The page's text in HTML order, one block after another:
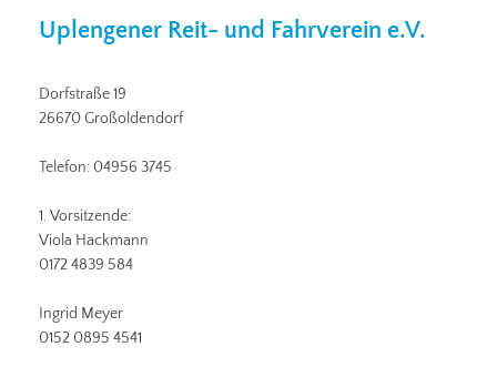
Uplengener Reit- und Fahrverein e.V.
Dorfstraße 19
26670 Großoldendorf
Telefon: 04956 3745
1. Vorsitzende:
Viola Hackmann
0172 4839 584
Ingrid Meyer
0152 0895 4541